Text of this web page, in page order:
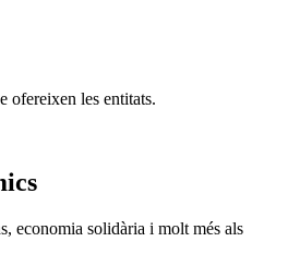
ofereixen les entitats.
economia solidària i molt més als